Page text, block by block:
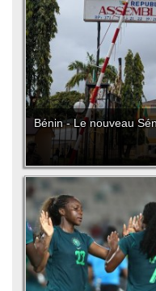
Bénin - Le nouveau